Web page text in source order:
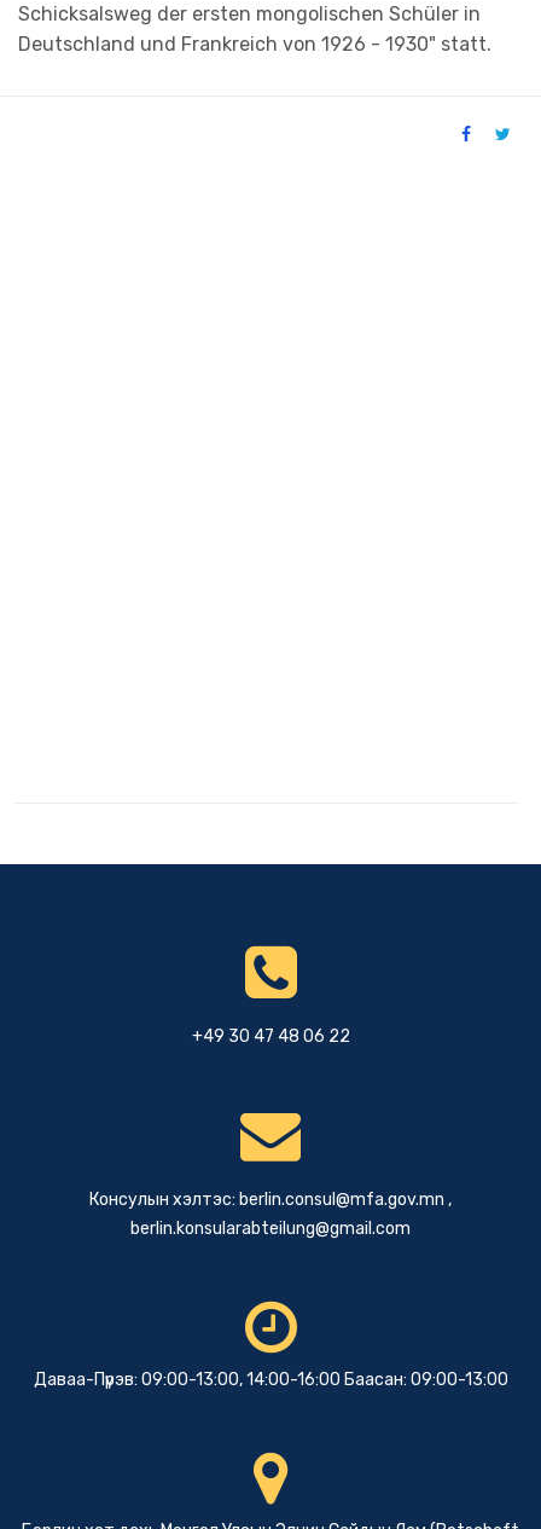
Schicksalsweg der ersten mongolischen Schüler in
Deutschland und Frankreich von 1926 - 1930" statt.
+49 30 47 48 06 22
Консулын хэлтэс: berlin.consul@mfa.gov.mn ,
berlin.konsularabteilung@gmail.com
Даваа-Пүрэв: 09:00-13:00, 14:00-16:00 Баасан: 09:00-13:00